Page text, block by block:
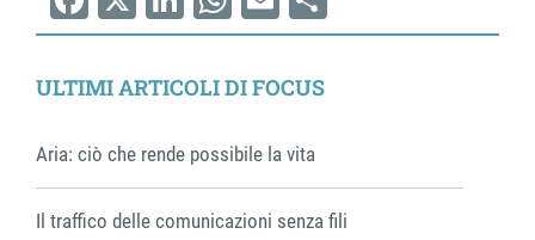
Facebook
X LinkedIn
WhatsApp
EmailShare
ULTIMI ARTICOLI DI FOCUS
Aria: ciò che rende possibile la vita
Il traffico delle comunicazioni senza fili